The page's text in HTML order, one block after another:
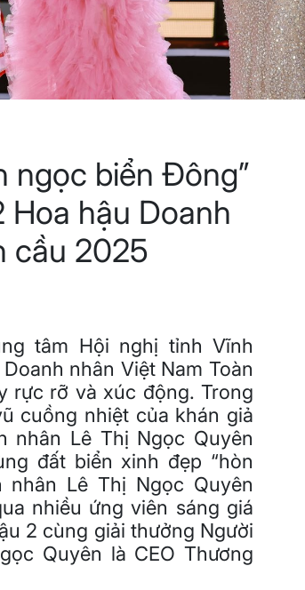
ngọc biển Đông”
hậu Doanh
cầu 2025
tâm Hội nghị tỉnh Vĩnh
nhân Việt Nam Toàn
rực rỡ và xúc động. Trong
cuồng nhiệt của khán giả
nhân Lê Thị Ngọc Quyên
đất biển xinh đẹp “hòn
Lê Thị Ngọc Quyên
nhiều ứng viên sáng giá
2 cùng giải thưởng Người
Quyên là CEO Thương